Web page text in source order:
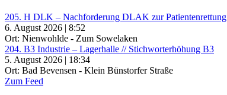
205. H DLK – Nachforderung DLAK zur Patientenrettung
6. August 2026 | 8:52
Ort: Nienwohlde - Zum Sowelaken
204. B3 Industrie – Lagerhalle // Stichworterhöhung B3
5. August 2026 | 18:34
Ort: Bad Bevensen - Klein Bünstorfer Straße
Zum Feed